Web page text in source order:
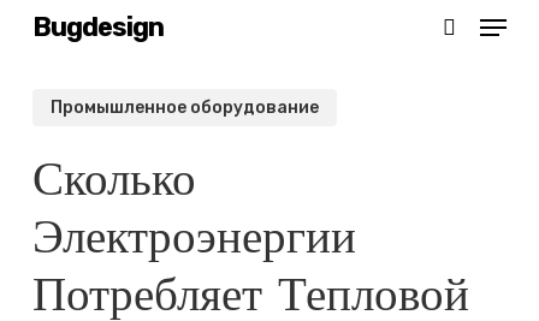
SkipBugdesign Menu
Промышленное оборудование
Сколько
Электроэнергии
Потребляет Тепловой